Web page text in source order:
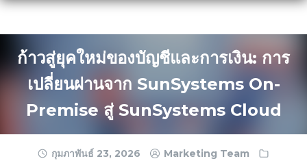
Skip
ก้าวสู่ยุคใหม่ของบัญชีและการเงิน: การ
เปลี่ยนผ่านจาก SunSystems On-
Premise สู่ SunSystems Cloud
กุมภาพันธ์ 23, 2026
Marketing Team